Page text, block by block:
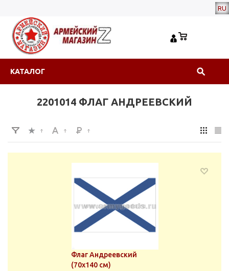
RU
КАТАЛОГ
2201014 ФЛАГ АНДРЕЕВСКИЙ
Флаг Андреевский
(70х140 см)